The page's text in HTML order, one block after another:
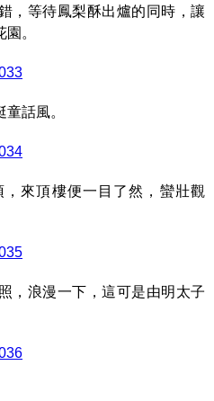
，等待鳳梨酥出爐的同時，讓
。
話風。
來頂樓便一目了然，蠻壯觀
，浪漫一下，這可是由明太子